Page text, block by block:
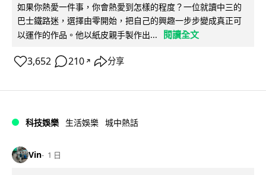
如果你熱愛一件事，你會熱愛到怎樣的程度？一位就讀中三的
巴士鐵路迷，選擇由零開始，把自己的興趣一步步變成真正可
以運作的作品。他以紙皮親手製作出...
閱讀全文
3,652 210 ↗ 分享
科技娛樂 生活娛樂 城中熱話
Vin 1 日